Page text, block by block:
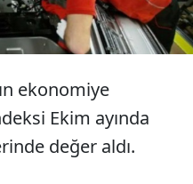
ekonomiye
Ekim ayında
değer aldı.